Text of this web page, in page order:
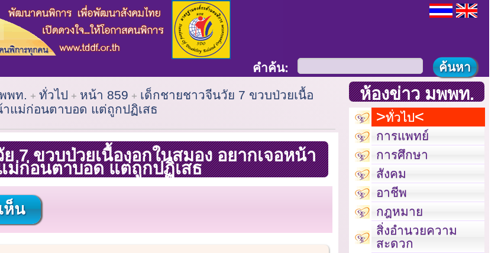
คำค้น:
พท. ทั่วไป หน้า 859
เด็กชายชาวจีนวัย 7 ขวบป่วยเนื้อ
าแม่ก่อนตาบอด แต่ถูกปฏิเสธ
7 ขวบป่วยเนื้องอกในสมอง อยากเจอหน้า
ม่ก่อนตาบอด แต่ถูกปฏิเสธ
ห็น
ห้องข่าว มพพท.
ทั่วไป
การแพทย์
การศึกษา
สังคม
อาชีพ
กฎหมาย
สิ่งอำนวยความ
สะดวก